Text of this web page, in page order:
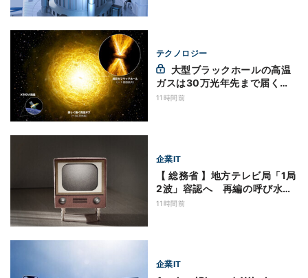
テクノロジー
ガスは30万光年先まで届く
XRISMの観測で判明
11時間前
企業IT
【 総務省 】地方テレビ局「1局
2波」容認へ 再編の呼び水
に？
11時間前
企業IT